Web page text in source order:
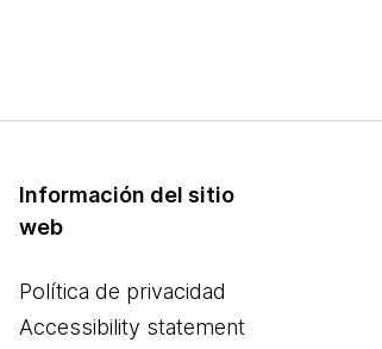
Información del sitio
web
Política de privacidad
Accessibility statement